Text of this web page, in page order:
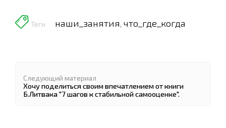
Теги наши_занятия что_где_когда
Следующий материал
Хочу поделиться своим впечатлением от книги
Б.Литвака "7 шагов к стабильной самооценке".